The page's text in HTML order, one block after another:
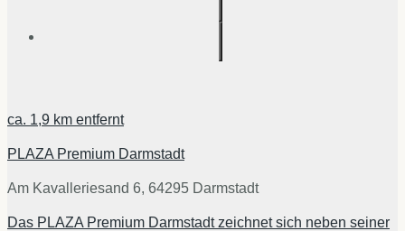
ca. 1,9 km entfernt
PLAZA Premium Darmstadt
Am Kavalleriesand 6, 64295 Darmstadt
Das PLAZA Premium Darmstadt zeichnet sich neben seiner